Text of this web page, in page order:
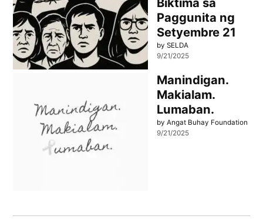
Paggunita ng
Setyembre 21
by SELDA
9/21/2025
Manindigan.
Makialam.
Lumaban.
by Angat Buhay Foundation
9/21/2025